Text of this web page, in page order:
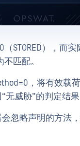
STORED），而
匹配。
，将有效载
威胁”的判定结果
忽略声明的方法